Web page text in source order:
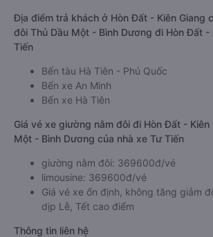
Địa điểm trả khách ở Hòn Đất - Kiên Giang
đôi Thủ Dầu Một - Bình Dương đi Hòn Đất -
Tiến
Bến tàu Hà Tiên - Phú Quốc
Bến xe An Minh
Bến xe Hà Tiên
Giá vé xe giường nằm đôi đi Hòn Đất - Kiên
Một - Bình Dương của nhà xe Tư Tiến
giường nằm đôi: 369600đ/vé
limousine: 369600đ/vé
Giá vé xe ổn định, không tăng giảm
dịp Lễ, Tết cao điểm
Thông tin liên hệ